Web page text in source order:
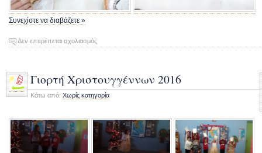
Συνεχίστε να διαβάζετε »
Δεν επιτρέπεται σχολιασμόςστο
Γιορτή Χριστουγγέννων 2016
Κάτω από: Χωρίς κατηγορία